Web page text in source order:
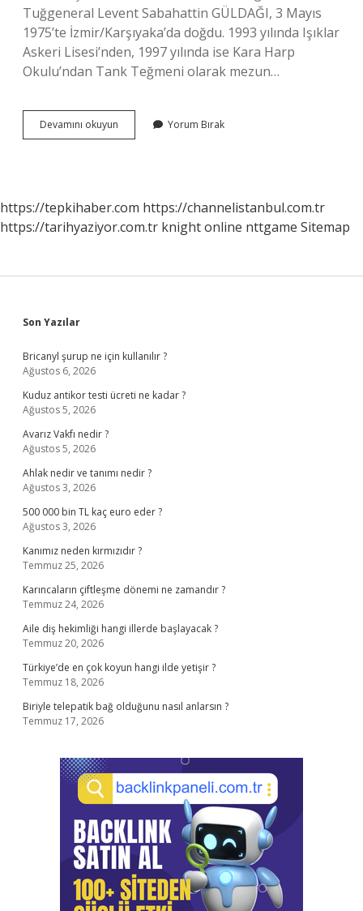
Tuğgeneral Levent Sabahattin GÜLDAĞI, 3 Mayıs
1975’te İzmir/Karşıyaka’da doğdu. 1993 yılında Işıklar
Askeri Lisesi’nden, 1997 yılında ise Kara Harp
Okulu’ndan Tank Teğmeni olarak mezun…
Devamını okuyun Mekteb-
I
Yorum Bırak
https://tepkihaber.com https://channelistanbul.com.tr
https://tarihyaziyor.com.tr knight online nttgame Sitemap
Sidebar
Son Yazılar
Bricanyl şurup ne için kullanılır ?
Ağustos 6, 2026
Kuduz antikor testi ücreti ne kadar ?
Ağustos 5, 2026
Avarız Vakfı nedir ?
Ağustos 5, 2026
Ahlak nedir ve tanımı nedir ?
Ağustos 3, 2026
500 000 bin TL kaç euro eder ?
Ağustos 3, 2026
Kanımız neden kırmızıdır ?
Temmuz 25, 2026
Karıncaların çiftleşme dönemi ne zamandır ?
Temmuz 24, 2026
Aile diş hekimliği hangi illerde başlayacak ?
Temmuz 20, 2026
Türkiye’de en çok koyun hangi ilde yetişir ?
Temmuz 18, 2026
Biriyle telepatik bağ olduğunu nasıl anlarsın ?
Temmuz 17, 2026